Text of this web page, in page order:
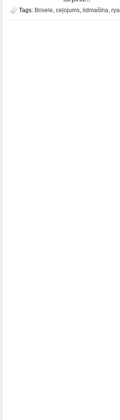
Tags: Brisele, ceļojums, lidmašīna,